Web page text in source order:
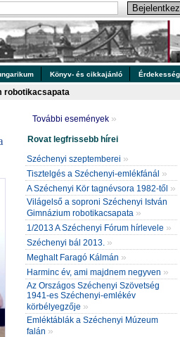
Könyv- és cikkajánló
robotikacsapata
További események »
Rovat legfrissebb hírei
Széchenyi szeptemberei »
Tisztelgés a Széchenyi-emlékfánál »
A Széchenyi Kör tagnévsora 1982-től »
Világelső a soproni Széchenyi István
Gimnázium robotikacsapata »
1/2013 A Széchenyi Fórum hírlevele »
Széchenyi bál 2013. »
Meghalt Faragó Kálmán »
Harminc év, ami majdnem negyven »
Az Országos Széchenyi Szövetség
1941-es Széchenyi-emlékév
körbélyegzője »
Emléktáblák a Széchenyi Múzeum
falán »